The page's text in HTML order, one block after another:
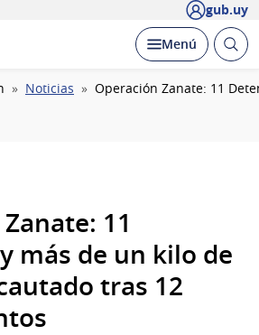
gub.uy
Desplegar
Menú Abrir
Noticias Operación Zanate: 11
11
más de un kilo de
tras 12